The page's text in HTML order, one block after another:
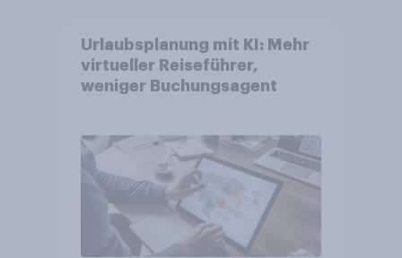
Urlaubsplanung mit KI: Mehr
virtueller Reiseführer,
weniger Buchungsagent